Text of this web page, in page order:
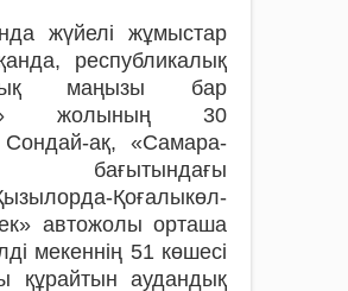
жүйелі жұмыстар
республикалық
маңызы бар
жолының 30
ақ, «Самара-
бағытындағы
Қоғалыкөл-
автожолы орташа
мекеннің 51 көшесі
құрайтын аудандық